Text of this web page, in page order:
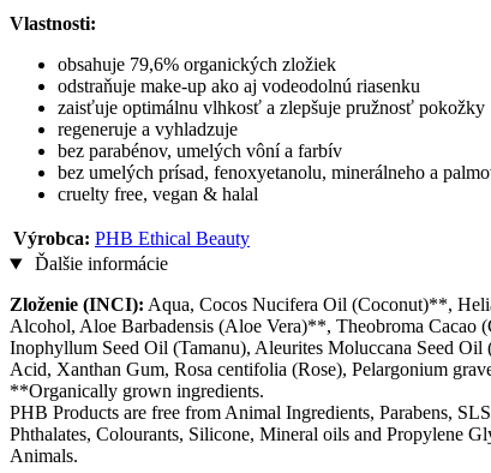
Vlastnosti:
obsahuje 79,6% organických zložiek
odstraňuje make-up ako aj vodeodolnú riasenku
zaisťuje optimálnu vlhkosť a zlepšuje pružnosť pokožky
regeneruje a vyhladzuje
bez parabénov, umelých vôní a farbív
bez umelých prísad, fenoxyetanolu, minerálneho a
cruelty free, vegan & halal
Výrobca: PHB Ethical Beauty
Ďalšie informácie
Zloženie (INCI): Aqua, Cocos Nucifera Oil (Coconut)**,
Alcohol, Aloe Barbadensis (Aloe Vera)**, Theobroma
Inophyllum Seed Oil (Tamanu), Aleurites Moluccana Seed
Acid, Xanthan Gum, Rosa centifolia (Rose), Pelargonium
**Organically grown ingredients.
PHB Products are free from Animal Ingredients, Parabens,
Phthalates, Colourants, Silicone, Mineral oils and Propylene
Animals.